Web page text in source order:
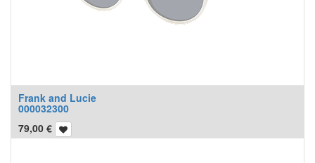
Frank and Lucie
000032300
79,00 €